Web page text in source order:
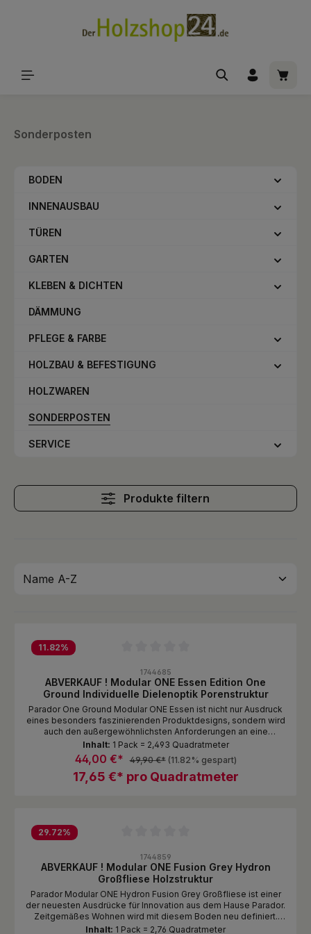
Sonderposten
BODEN
INNENAUSBAU
TÜREN
GARTEN
KLEBEN & DICHTEN
DÄMMUNG
PFLEGE & FARBE
HOLZBAU & BEFESTIGUNG
HOLZWAREN
SONDERPOSTEN
SERVICE
Produkte filtern
11.82%
1744685
ABVERKAUF ! Modular ONE Essen Edition One
Ground Individuelle Dielenoptik Porenstruktur
Parador One Ground Modular ONE Essen ist nicht nur Ausdruck
eines besonders faszinierenden Produktdesigns, sondern wird
auch den außergewöhnlichsten Anforderungen an eine
individuelle Raumgestaltung gerecht. Der Boden der
Produktlinie Parador One Ground Design Edition Modular ONE
spiegelt den Charakter architektonisch begeisternder Orte
dieser Welt wider und überzeugt durch seine authentisch
wirkende Struktur. Seine feinporige Oberfläche unterstreicht
Hergestellt wird dieses Bodendesign als Individuelle
Dielenoptik im Format 1285 x 194 x 8 mmWeder optisch noch
technisch geht die Parador One Ground Edition Modular ONE
Kompromisse ein. Der leistungsfähige und fortschrittliche
Designboden wird höchsten technischen Anforderungen
sorgt für Dimensionsstabilität und Feuchtraumeignung, eine
integrierte Trittschalldämmung für eine sehr gute und leise
Raumakustik. Das patentierte Safe-Lock® PRO-Klicksystem
ermöglicht eine einfache, sichere und passgenaue Verlegung
17,65 €* pro Quadratmeter
44,00 €* 49,90 €* (11.82% gespart)
Inhalt: 1 Pack = 2,493 Quadratmeter
29.72%
1744859
ABVERKAUF ! Modular ONE Fusion Grey Hydron
Großfliese Holzstruktur
Parador Modular ONE Hydron Fusion Grey Großfliese ist einer
der neuesten Ausdrücke für Innovation aus dem Hause Parador.
Zeitgemäßes Wohnen wird mit diesem Boden neu definiert.
Wer sich für Parador Modular ONE Hydron entscheidet, kann
Inhalt: 1 Pack = 2,76 Quadratmeter